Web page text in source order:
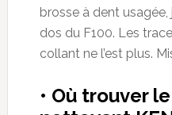
brosse à dent usagée,
dos du F100. Les
collant ne l’est plus.
• Où trouver